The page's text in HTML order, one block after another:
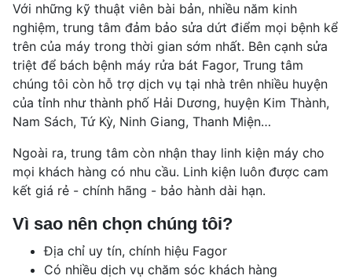
Với những kỹ thuật viên bài bản, nhiều năm kinh
nghiệm, trung tâm đảm bảo sửa dứt điểm mọi bệnh kể
trên của máy trong thời gian sớm nhất. Bên cạnh sửa
triệt để bách bệnh máy rửa bát Fagor, Trung tâm
chúng tôi còn hỗ trợ dịch vụ tại nhà trên nhiều huyện
của tỉnh như thành phố Hải Dương, huyện Kim Thành,
Nam Sách, Tứ Kỳ, Ninh Giang, Thanh Miện…
Ngoài ra, trung tâm còn nhận thay linh kiện máy cho
mọi khách hàng có nhu cầu. Linh kiện luôn được cam
kết giá rẻ - chính hãng - bảo hành dài hạn.
Vì sao nên chọn chúng tôi?
Địa chỉ uy tín, chính hiệu Fagor
Có nhiều dịch vụ chăm sóc khách hàng